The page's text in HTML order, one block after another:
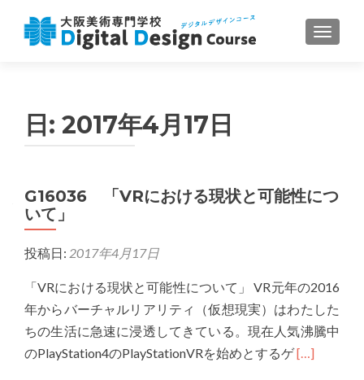
ナビゲ
日: 2017年4月17日
G16036 「VRにおける現状と可能性につ
いて」
投稿日: 2017年4月17日
「VRにおける現状と可能性について」 VR元年の2016
年からバーチャルリアリティ（仮想現実）はわたした
ちの生活に急速に浸透してきている。現在人気沸騰中
のPlayStation4のPlayStationVRを始めとするゲRead
[…]